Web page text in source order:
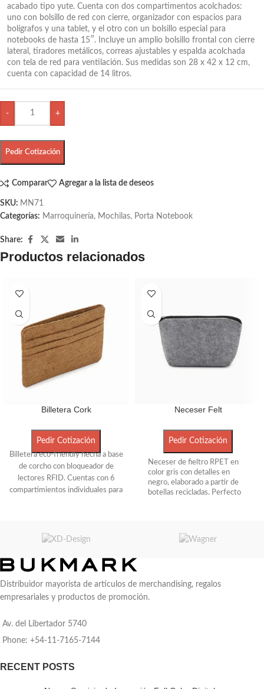
acabado tipo yute. Cuenta con dos compartimentos acolchados:
uno con bolsillo de red con cierre, organizador con espacios para
bolígrafos y una tablet, y el otro con un bolsillo especial para
notebooks de hasta 15″. Incluye un amplio bolsillo frontal con cierre
lateral, tiradores metálicos, correas ajustables y espalda acolchada
con tela de red para ventilación. Sus medidas son 28 x 42 x 12 cm,
cuenta con capacidad de 14 litros.
- +
Pedir Cotización
Comparar Agregar a la lista de deseos
SKU: MN71
Categorías: Marroquinería, Mochilas, Porta Notebook
Share:
Productos relacionados
Billetera Cork
Pedir Cotización
Billetera eco-friendly hecha a base
de corcho con bloqueador de
lectores RFID. Cuentas con 6
compartimientos individuales para
7.5 cm x0.3 cm x
Neceser Felt
Pedir Cotización
Neceser de fieltro RPET en
color gris con detalles en
negro, elaborado a partir de
botellas recicladas. Perfecto
medidas son 22 x 14 x 6,5
Distribuidor mayorista de artículos de merchandising, regalos
empresariales y productos de promoción.
Av. del Libertador 5740
Phone: +54-11-7165-7144
RECENT POSTS